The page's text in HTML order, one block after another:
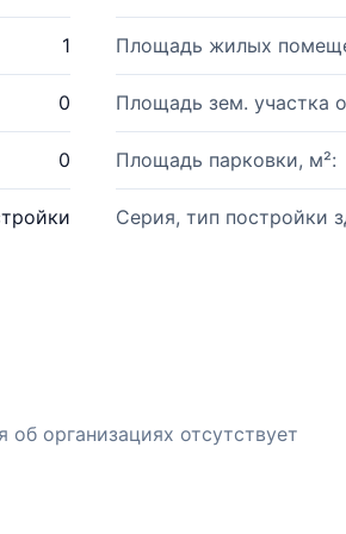
1 Площадь жилых
0 Площадь зем. участка
0 Площадь парковки, м²:
Серия, тип постройки
организациях отсутствует